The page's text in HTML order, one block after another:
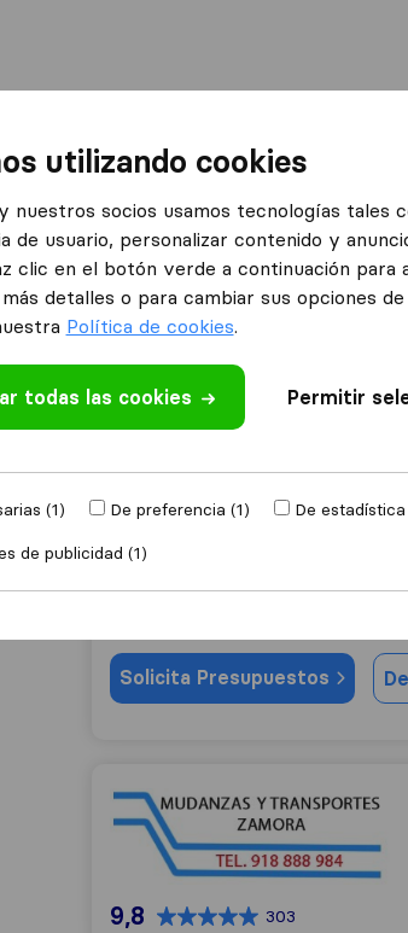
en Meco
en Meco
0,0
Crown Relocations
Solicita Presupuestos
Mudanzas y Transportes Zamora
9,8 303
utilizando cookies
nuestros socios usamos tecnologías tales
de usuario, personalizar contenido y
clic en el botón verde a continuación
detalles o para cambiar sus opciones
Política de cookies.
todas las cookies Permitir
(1) De preferencia (1)
De
de publicidad (1)